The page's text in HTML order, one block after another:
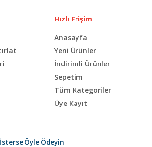
Hızlı Erişim
Anasayfa
Yeni Ürünler
İndirimli Ürünler
Sepetim
Tüm Kategoriler
Üye Kayıt
İsterse Öyle Ödeyin